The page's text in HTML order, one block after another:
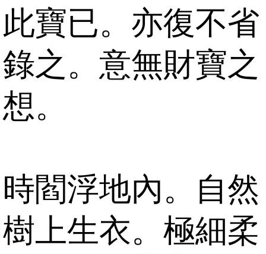
此寶已。亦復不省
錄之。意無財寶之
想。
時閻浮地內。自然
樹上生衣。極細柔